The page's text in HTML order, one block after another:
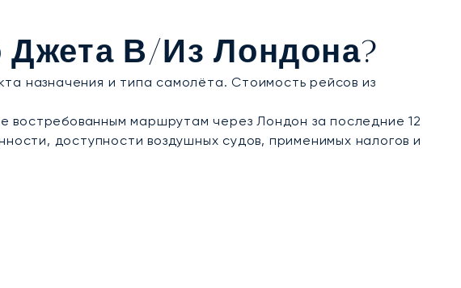
Челси, Недели моды и ярмарки Frieze, — обеспечивая
Джета В/из Лондона?
назначения и типа самолёта. Стоимость рейсов из
востребованным маршрутам через Лондон за последние 12
доступности воздушных судов, применимых налогов и